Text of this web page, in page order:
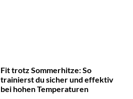
Fit trotz Sommerhitze: So
trainierst du sicher und effektiv
bei hohen Temperaturen